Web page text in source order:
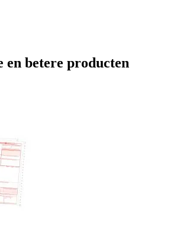
betere producten